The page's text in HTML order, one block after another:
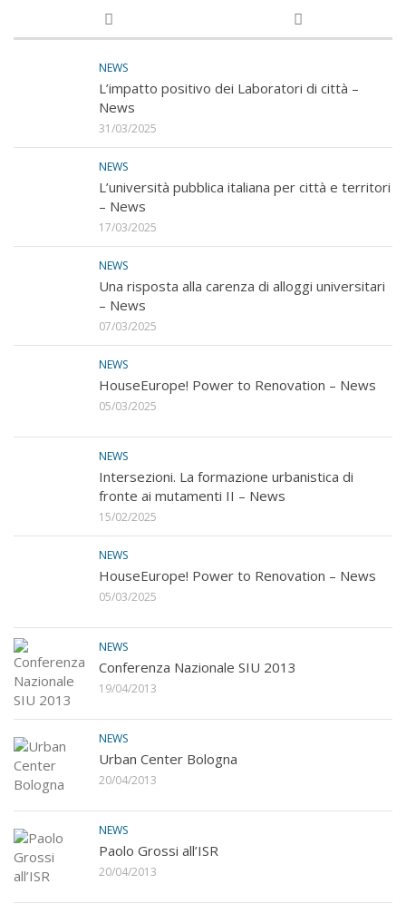
NEWS
L’impatto positivo dei Laboratori di città –
News
31/03/2025
NEWS
L’università pubblica italiana per città e territori
– News
17/03/2025
NEWS
Una risposta alla carenza di alloggi universitari
– News
07/03/2025
NEWS
HouseEurope! Power to Renovation – News
05/03/2025
NEWS
Intersezioni. La formazione urbanistica di
fronte ai mutamenti II – News
15/02/2025
NEWS
HouseEurope! Power to Renovation – News
05/03/2025
NEWS
Conferenza Nazionale SIU 2013
19/04/2013
NEWS
Urban Center Bologna
20/04/2013
NEWS
Paolo Grossi all’ISR
20/04/2013